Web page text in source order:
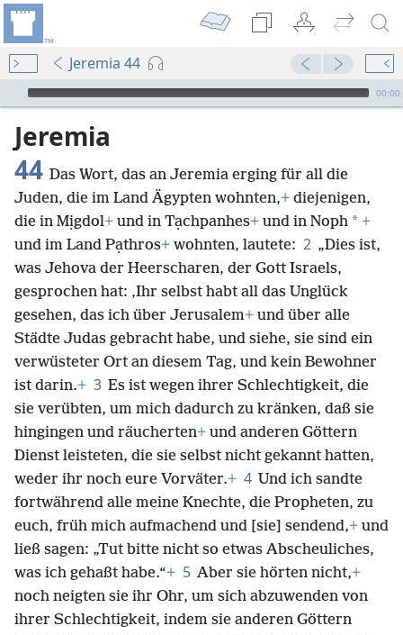
Jeremia 44
Audio Player
00:00
Jeremia
44 Das Wort, das an Jeremia erging für all die
Juden, die im Land Ägypten wohnten,+ diejenigen,
die in Mịgdol+ und in Tạchpanhes+ und in Noph * +
und im Land Pạthros+ wohnten, lautete: 2 „Dies ist,
was Jehova der Heerscharen, der Gott Israels,
gesprochen hat: ‚Ihr selbst habt all das Unglück
gesehen, das ich über Jerusalem+ und über alle
Städte Judas gebracht habe, und siehe, sie sind ein
verwüsteter Ort an diesem Tag, und kein Bewohner
ist darin.+ 3 Es ist wegen ihrer Schlechtigkeit, die
sie verübten, um mich dadurch zu kränken, daß sie
hingingen und räucherten+ und anderen Göttern
Dienst leisteten, die sie selbst nicht gekannt hatten,
weder ihr noch eure Vorväter.+ 4 Und ich sandte
fortwährend alle meine Knechte, die Propheten, zu
euch, früh mich aufmachend und [sie] sendend,+ und
ließ sagen: „Tut bitte nicht so etwas Abscheuliches,
was ich gehaßt habe.“+ 5 Aber sie hörten nicht,+
noch neigten sie ihr Ohr, um sich abzuwenden von
ihrer Schlechtigkeit, indem sie anderen Göttern